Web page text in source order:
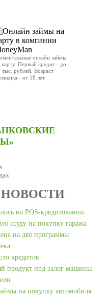
онлайн займы
карту. Первый кредит - до
тыс. рублей. Возраст
- от 18 лет.
на POS-кредитовании
ссуду на покупку гаража
на две программы
кредиток
продукт под залог машины
на покупку автомобиля